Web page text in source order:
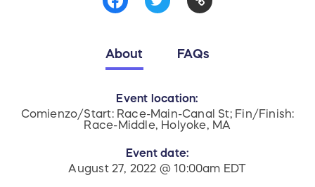
About FAQs
Event location:
Comienzo/Start: Race-Main-Canal St; Fin/Finish:
Race-Middle, Holyoke, MA
Event date:
August 27, 2022 @ 10:00am EDT